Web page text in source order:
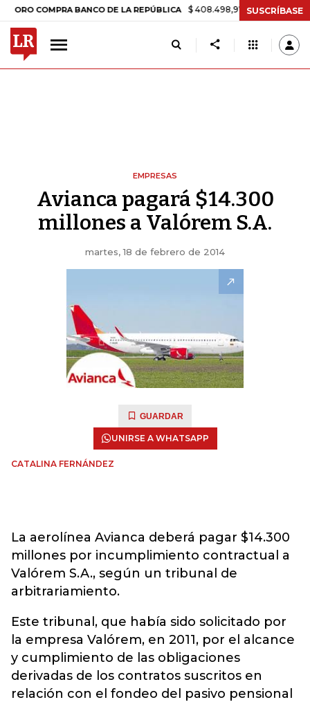
COMPRA BANCO DE LA REPÚBLICA $ 408.498,97 +$ 8.753,81 +2,19%
SUSCRÍBASE
EMPRESAS
Avianca pagará $14.300
millones a Valórem S.A.
martes, 18 de febrero de 2014
GUARDAR
UNIRSE A WHATSAPP
CATALINA FERNÁNDEZ
La aerolínea Avianca deberá pagar $14.300
millones por incumplimiento contractual a
Valórem S.A., según un tribunal de
arbitrariamiento.
Este tribunal, que había sido solicitado por
la empresa Valórem, en 2011, por el alcance
y cumplimiento de las obligaciones
derivadas de los contratos suscritos en
relación con el fondeo del pasivo pensional